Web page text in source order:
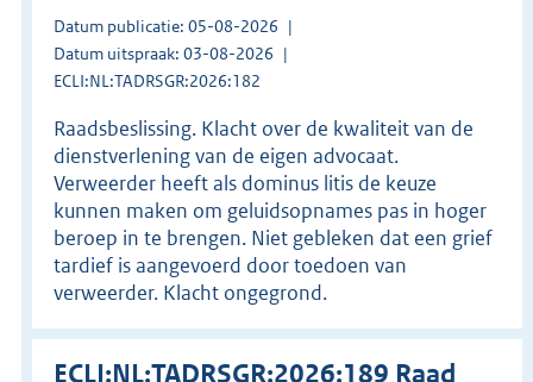
Datum publicatie: 05-08-2026
Datum uitspraak: 03-08-2026
ECLI:NL:TADRSGR:2026:182
Raadsbeslissing. Klacht over de kwaliteit van de
dienstverlening van de eigen advocaat.
Verweerder heeft als dominus litis de keuze
kunnen maken om geluidsopnames pas in hoger
beroep in te brengen. Niet gebleken dat een grief
tardief is aangevoerd door toedoen van
verweerder. Klacht ongegrond.
ECLI:NL:TADRSGR:2026:189 Raad